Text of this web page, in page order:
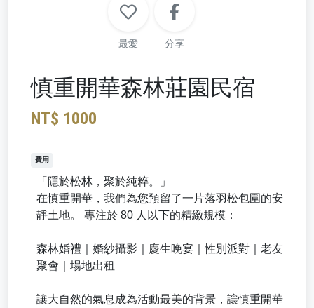
最愛 分享
慎重開華森林莊園民宿
NT$ 1000
費用
「隱於松林，聚於純粹。」
在慎重開華，我們為您預留了一片落羽松包圍的安
靜土地。 專注於 80 人以下的精緻規模：
森林婚禮｜婚紗攝影｜慶生晚宴｜性別派對｜老友
聚會｜場地出租
讓大自然的氣息成為活動最美的背景，讓慎重開華